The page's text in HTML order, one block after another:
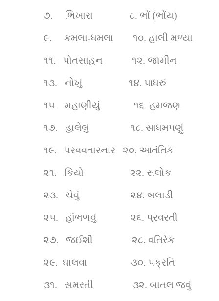
૭. ભિખારા               ૮. ભોં (ભોંય)
૯. કમલા-ધમલા        ૧૦. હાલી મળ્યા
૧૧. પોતસાહન            ૧૨. જામીન
૧૩. નોખું                   ૧૪. પાધરું
૧૫. મહાણીયું              ૧૬. હમજણ
૧૭. હાલેલું                 ૧૮. સાધમપણું
૧૯. પરવવતારનાર   ૨૦. આતંતિક
૨૧. કિયો                   ૨૨. સલોક
૨૩. ચેવું                     ૨૪. બલાડી
૨૫. હાંભળવું              ૨૬. પ્રવરતી
૨૭. જઈશી                ૨૮. વતિરેક
૨૯. ઘાલવા                  ૩૦. પક્રતિ
૩૧. સમરતી                ૩૨. બાતલ જવું